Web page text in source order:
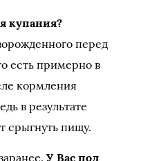
купания?
перед
есть примерно в
кормления
в результате
срыгнуть пищу.
У Вас под